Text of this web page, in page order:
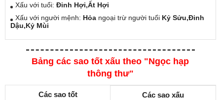
Xấu với tuổi: Đinh Hợi,Ất Hợi
Xấu với người mệnh: Hỏa ngoại trừ người tuổi Kỷ Sửu,Đinh
Dậu,Kỷ Mùi
Bảng các sao tốt xấu theo "Ngọc hạp
thông thư"
Các sao tốt Các sao xấu